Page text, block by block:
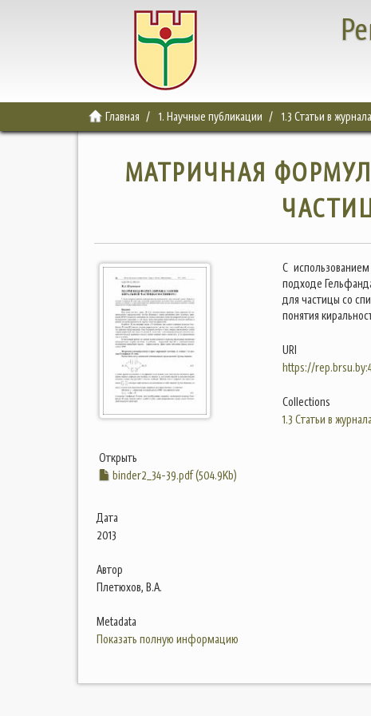
Главная 1. Научные публикации 1.3 Статьи в
МАТРИЧНАЯ
Открыть
binder2_34-39.pdf (504.9Kb)
Дата
2013
Автор
Плетюхов, В.А.
Metadata
Показать полную информацию
С
подходе
для частицы со
понятия
URI
https://
Collections
1.3 Статьи в